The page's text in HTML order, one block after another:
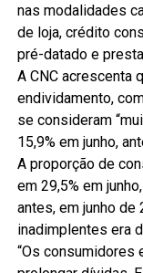
nas modalidades
de loja, crédito
pré-datado e
A CNC acrescenta
endividamento,
se consideram
15,9% em junho,
A proporção de
em 29,5% em
antes, em junho
inadimplentes era
“Os